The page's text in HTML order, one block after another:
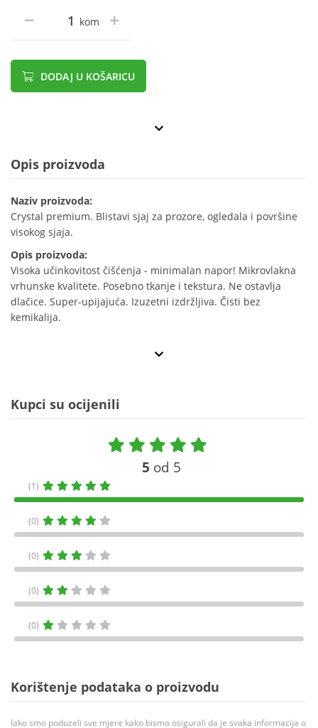
kom
DODAJ U KOŠARICU
Opis proizvoda
Naziv proizvoda:
Crystal premium. Blistavi sjaj za prozore, ogledala i površine
visokog sjaja.
Opis proizvoda:
Visoka učinkovitost čišćenja - minimalan napor! Mikrovlakna
vrhunske kvalitete. Posebno tkanje i tekstura. Ne ostavlja
dlačice. Super-upijajuća. Izuzetni izdržljiva. Čisti bez
kemikalija.
Kupci su ocijenili
5 od 5
(1)
(0)
(0)
(0)
(0)
Korištenje podataka o proizvodu
Iako smo poduzeli sve mjere kako bismo osigurali da je svaka informacija o